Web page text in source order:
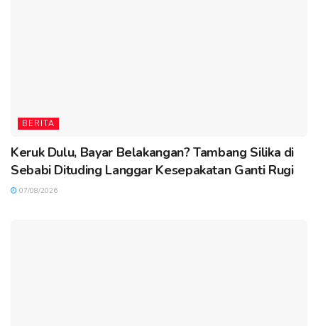
BERITA
Keruk Dulu, Bayar Belakangan? Tambang Silika di
Sebabi Dituding Langgar Kesepakatan Ganti Rugi
07/08/2026